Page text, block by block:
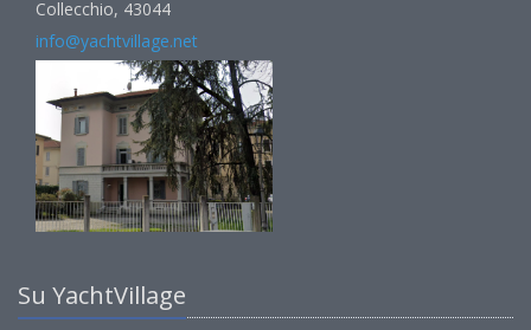
Collecchio, 43044
info@yachtvillage.net
Su YachtVillage